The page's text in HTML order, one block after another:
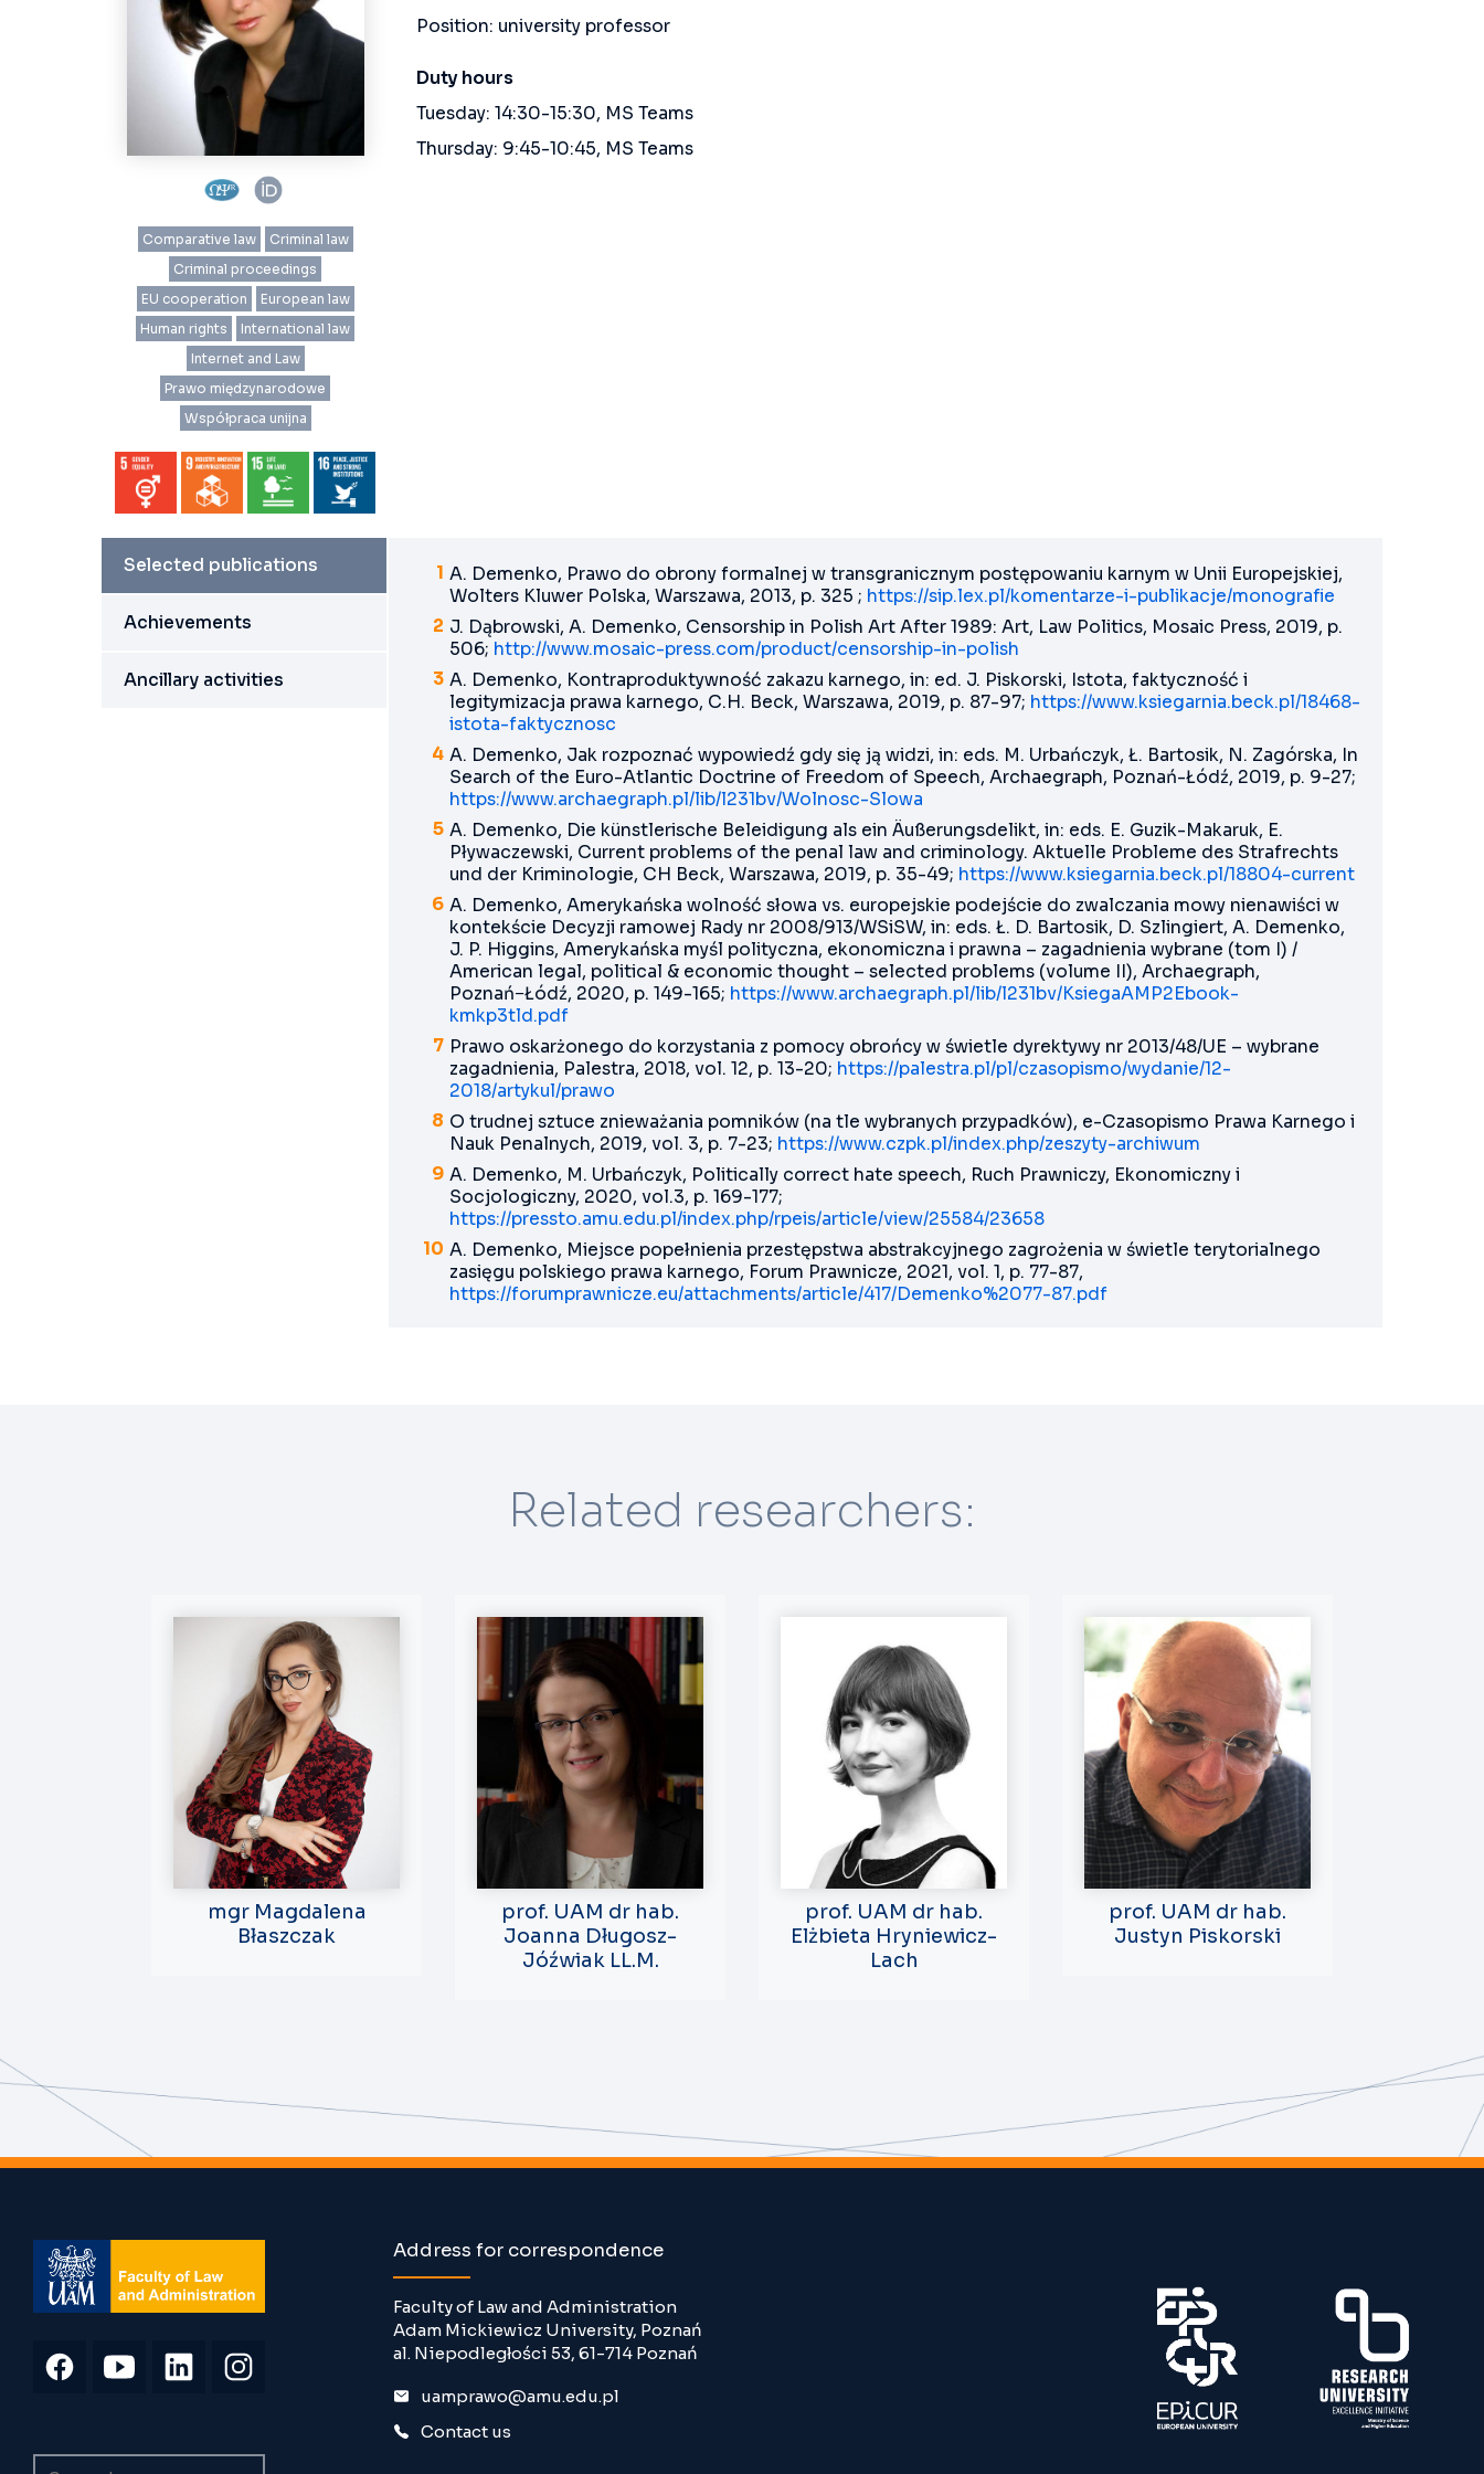
Comparative law
Criminal law
Criminal proceedings
EU cooperation
European law
Human rights
International law
Internet and Law
Prawo międzynarodowe
Współpraca unijna
Position: university professor
Duty hours
Tuesday: 14:30-15:30, MS Teams
Thursday: 9:45-10:45, MS Teams
Selected publications
Achievements
Ancillary activities
A. Demenko, Prawo do obrony formalnej w transgranicznym postępowaniu karnym w Unii Europejskiej,
Wolters Kluwer Polska, Warszawa, 2013, p. 325 ; https://sip.lex.pl/komentarze-i-publikacje/monografie
J. Dąbrowski, A. Demenko, Censorship in Polish Art After 1989: Art, Law Politics, Mosaic Press, 2019, p.
506; http://www.mosaic-press.com/product/censorship-in-polish
A. Demenko, Kontraproduktywność zakazu karnego, in: ed. J. Piskorski, Istota, faktyczność i
legitymizacja prawa karnego, C.H. Beck, Warszawa, 2019, p. 87-97; https://www.ksiegarnia.beck.pl/18468-
istota-faktycznosc
A. Demenko, Jak rozpoznać wypowiedź gdy się ją widzi, in: eds. M. Urbańczyk, Ł. Bartosik, N. Zagórska, In
Search of the Euro-Atlantic Doctrine of Freedom of Speech, Archaegraph, Poznań-Łódź, 2019, p. 9-27;
https://www.archaegraph.pl/lib/l231bv/Wolnosc-Slowa
A. Demenko, Die künstlerische Beleidigung als ein Äußerungsdelikt, in: eds. E. Guzik-Makaruk, E.
Pływaczewski, Current problems of the penal law and criminology. Aktuelle Probleme des Strafrechts
und der Kriminologie, CH Beck, Warszawa, 2019, p. 35-49; https://www.ksiegarnia.beck.pl/18804-current
A. Demenko, Amerykańska wolność słowa vs. europejskie podejście do zwalczania mowy nienawiści w
kontekście Decyzji ramowej Rady nr 2008/913/WSiSW, in: eds. Ł. D. Bartosik, D. Szlingiert, A. Demenko,
J. P. Higgins, Amerykańska myśl polityczna, ekonomiczna i prawna – zagadnienia wybrane (tom I) /
American legal, political & economic thought – selected problems (volume II), Archaegraph,
Poznań−Łódź, 2020, p. 149-165; https://www.archaegraph.pl/lib/l231bv/KsiegaAMP2Ebook-
kmkp3tld.pdf
Prawo oskarżonego do korzystania z pomocy obrońcy w świetle dyrektywy nr 2013/48/UE – wybrane
zagadnienia, Palestra, 2018, vol. 12, p. 13-20; https://palestra.pl/pl/czasopismo/wydanie/12-
2018/artykul/prawo
O trudnej sztuce znieważania pomników (na tle wybranych przypadków), e-Czasopismo Prawa Karnego i
Nauk Penalnych, 2019, vol. 3, p. 7-23; https://www.czpk.pl/index.php/zeszyty-archiwum
A. Demenko, M. Urbańczyk, Politically correct hate speech, Ruch Prawniczy, Ekonomiczny i
Socjologiczny, 2020, vol.3, p. 169-177;
https://pressto.amu.edu.pl/index.php/rpeis/article/view/25584/23658
A. Demenko, Miejsce popełnienia przestępstwa abstrakcyjnego zagrożenia w świetle terytorialnego
zasięgu polskiego prawa karnego, Forum Prawnicze, 2021, vol. 1, p. 77-87,
https://forumprawnicze.eu/attachments/article/417/Demenko%2077-87.pdf
Related researchers:
mgr Magdalena
Błaszczak
prof. UAM dr hab.
Joanna Długosz-
Jóźwiak LL.M.
prof. UAM dr hab.
Elżbieta Hryniewicz-
Lach
prof. UAM dr hab.
Justyn Piskorski
Search
Address for correspondence
Faculty of Law and Administration
Adam Mickiewicz University, Poznań
al. Niepodległości 53, 61-714 Poznań
uamprawo@amu.edu.pl
Contact us